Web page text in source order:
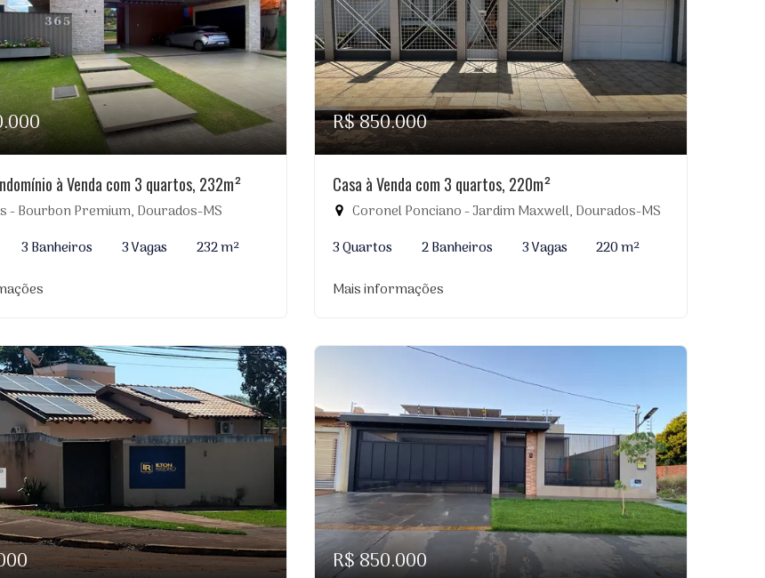
à Venda com 3 quartos, 232m²
- Bourbon Premium, Dourados-MS
3 Banheiros 3 Vagas
232 m²
R$ 850.000
Casa à Venda com 3 quartos, 220m²
Coronel Ponciano - Jardim Maxwell, Dourados-MS
3 Quartos
2 Banheiros 3 Vagas
220 m²
Mais informações
R$ 850.000